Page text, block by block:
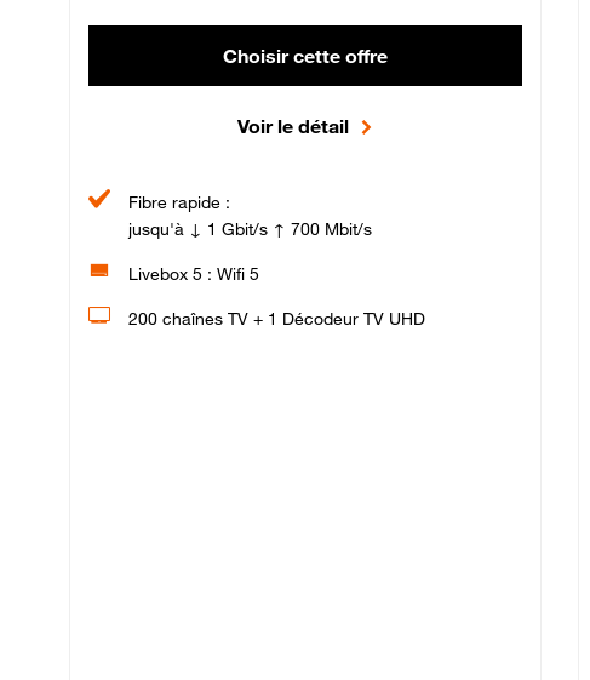
Choisir cette offre
Voir le détail
Fibre rapide :
jusqu'à ↓ 1 Gbit/s ↑ 700 Mbit/s
Livebox 5 : Wifi 5
200 chaînes TV + 1 Décodeur TV UHD